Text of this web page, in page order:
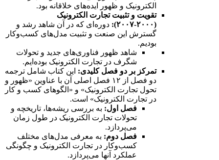
الکترونیک و ظهور ایده‌های خلاقانه بود.
تقویت و تثبیت تجارت الکترونیک
(۲۰۰۰-۲۰۰۷):
دوره‌ای که در آن شاهد رشد و
گسترش این صنعت و تثبیت مدل‌های کسب‌وکار
بودیم.
شاهد ظهور فناوری‌های جدید و تحولات
شگرف در تجارت الکترونیک بوده‌ایم.
تمرکز بر دو فصل کلیدی: این کتاب شامل ترجمه
دو فصل از ۱۲ فصل اصلی آن با عناوین «ظهور و
تحول تجارت الکترونیک» و «الگوهای کسب و کار
در تجارت الکترونیک» است.
فصل اول: به بررسی ریشه‌ها، تاریخچه و
تحولات تجارت الکترونیک در طول زمان
می‌پردازد.
فصل دوم: به معرفی مدل‌های مختلف
کسب‌وکار در تجارت الکترونیک و چگونگی
عملکرد آنها می‌پردازد.